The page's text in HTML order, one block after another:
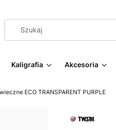
Kaligrafia Akcesoria
ECO TRANSPARENT PURPLE